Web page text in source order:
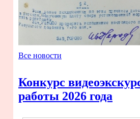
Все новости
Конкурс
работы 2026 года